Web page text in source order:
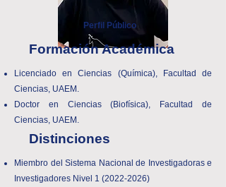
Perfil Público
Formación Académica
Licenciado en Ciencias (Química), Facultad de
Ciencias, UAEM.
Doctor en Ciencias (Biofísica), Facultad de
Ciencias, UAEM.
Distinciones
Miembro del Sistema Nacional de Investigadoras e
Investigadores Nivel 1 (2022-2026)